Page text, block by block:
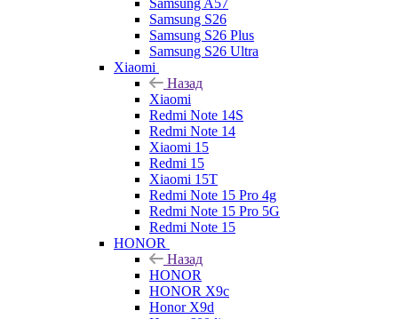
Samsung A57
Samsung S26
Samsung S26 Plus
Samsung S26 Ultra
Xiaomi
Назад
Xiaomi
Redmi Note 14S
Redmi Note 14
Xiaomi 15
Redmi 15
Xiaomi 15T
Redmi Note 15 Pro 4g
Redmi Note 15 Pro 5G
Redmi Note 15
HONOR
Назад
HONOR
HONOR X9c
Honor X9d